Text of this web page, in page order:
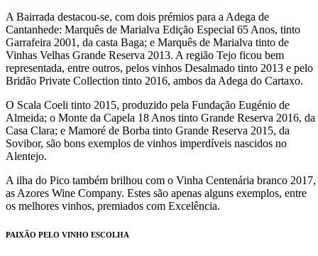
A Bairrada destacou-se, com dois prémios para a Adega de
Cantanhede: Marquês de Marialva Edição Especial 65 Anos, tinto
Garrafeira 2001, da casta Baga; e Marquês de Marialva tinto de
Vinhas Velhas Grande Reserva 2013. A região Tejo ficou bem
representada, entre outros, pelos vinhos Desalmado tinto 2013 e pelo
Bridão Private Collection tinto 2016, ambos da Adega do Cartaxo.
O Scala Coeli tinto 2015, produzido pela Fundação Eugénio de
Almeida; o Monte da Capela 18 Anos tinto Grande Reserva 2016, da
Casa Clara; e Mamoré de Borba tinto Grande Reserva 2015, da
Sovibor, são bons exemplos de vinhos imperdíveis nascidos no
Alentejo.
A ilha do Pico também brilhou com o Vinha Centenária branco 2017,
as Azores Wine Company. Estes são apenas alguns exemplos, entre
os melhores vinhos, premiados com Excelência.
PAIXÃO PELO VINHO ESCOLHA